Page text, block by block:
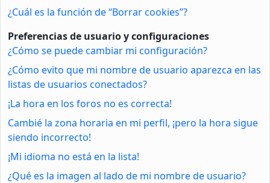
¿Cuál es la función de “Borrar cookies”?
Preferencias de usuario y configuraciones
¿Cómo se puede cambiar mi configuración?
¿Cómo evito que mi nombre de usuario aparezca en las
listas de usuarios conectados?
¡La hora en los foros no es correcta!
Cambié la zona horaria en mi perfil, ¡pero la hora sigue
siendo incorrecto!
¡Mi idioma no está en la lista!
¿Qué es la imagen al lado de mi nombre de usuario?